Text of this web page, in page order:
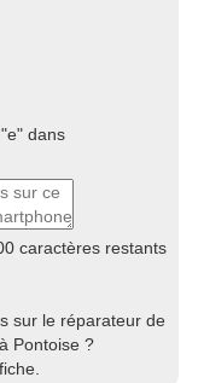
dans
caractères restants
sur le réparateur de
Pontoise ?